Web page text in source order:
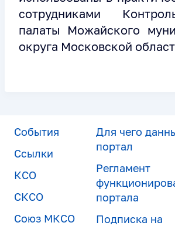
сотрудниками
палаты Можайского
округа Московской
События
Ссылки
КСО
СКСО
Союз МКСО
Для чего
портал
Регламент
портала
Подписка на